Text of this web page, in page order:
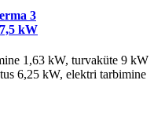
3
kW
1,63 kW, turvaküte 9 kW
6,25 kW, elektri tarbimine